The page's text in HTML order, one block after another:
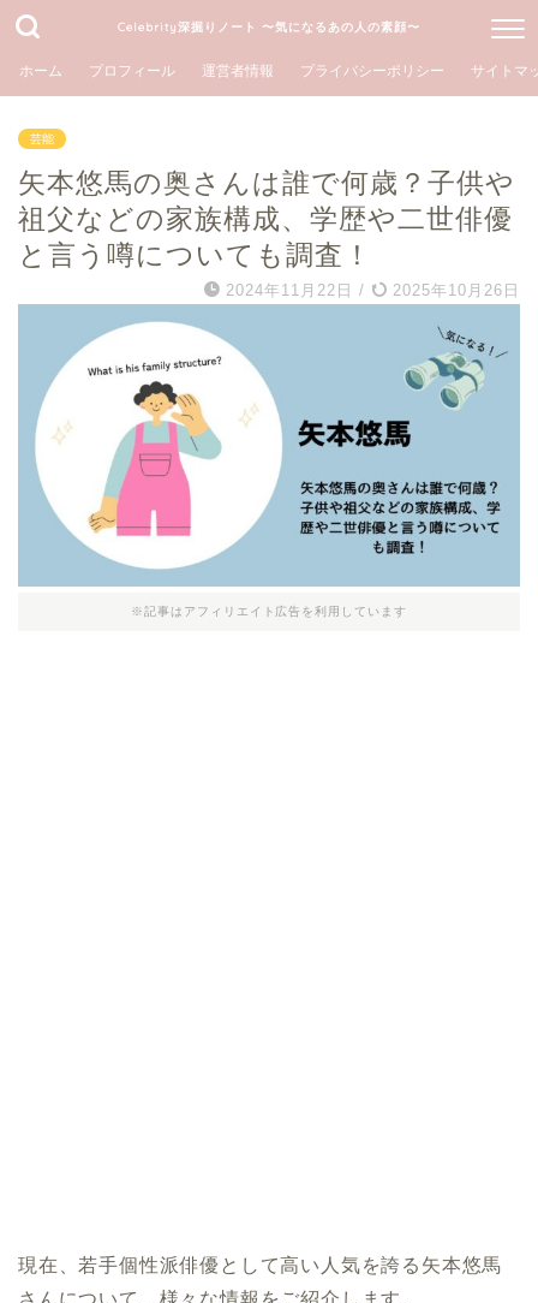
Celebrity深掘りノート 〜気になるあの人の素顔〜
ホーム プロフィール 運営者情報 プライバシーポリシー サイトマ
芸能
矢本悠馬の奥さんは誰で何歳？子供や
祖父などの家族構成、学歴や二世俳優
と言う噂についても調査！
2024年11月22日 / 2025年10月26日
※記事はアフィリエイト広告を利用しています
現在、若手個性派俳優として高い人気を誇る矢本悠馬